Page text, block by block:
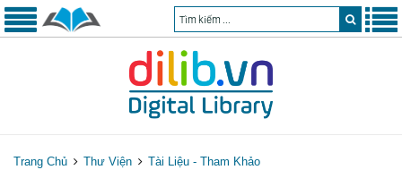
Trang Chủ Thư Viện Tài Liệu - Tham Khảo